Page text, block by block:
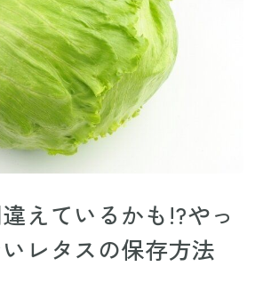
えているかも!?やっ
レタスの保存方法